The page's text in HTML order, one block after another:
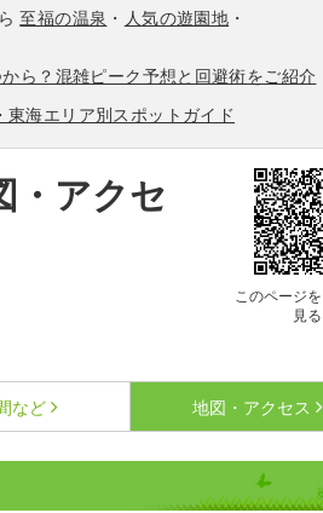
至福の温泉 ・ 人気の遊園地 ・
ら？混雑ピーク予想と回避術をご紹介
海エリア別スポットガイド
・アクセ
このページ
見る
など 地図・アクセス